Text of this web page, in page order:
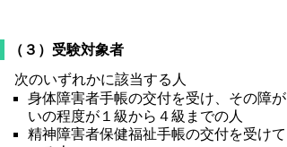
（３）受験対象者
次のいずれかに該当する人
身体障害者手帳の交付を受け、その障が
いの程度が１級から４級までの人
精神障害者保健福祉手帳の交付を受けて